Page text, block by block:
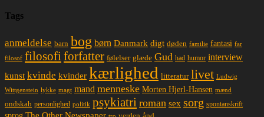
Tags
anmeldelse barn bog børn Danmark digt døden familie fantasi far
filosof filosofiforfatter følelser glæde Gud had humor interview
kunst kvinde kvinder kærlighed litteratur livet Ludwig
Wittgenstein lykke magt mand menneske Morten Hjerl-Hansen mænd
ondskab personlighed politik psykiatri roman sex sorg spontanskrift